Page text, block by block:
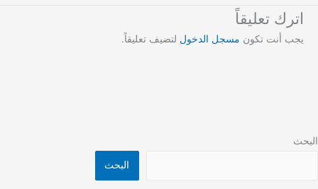
اترك تعليقاً
يجب أنت تكون مسجل الدخول لتضيف تعليقاً.
البحث
البحث